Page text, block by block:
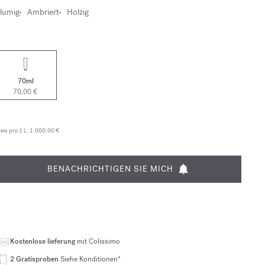
Ambriert Holzig
70ml
70,00 €
pro 1 L: 1.000,00 €
BENACHRICHTIGEN SIE MICH
Kostenlose lieferungmit Colissimo
2 Gratisproben Siehe Konditionen*